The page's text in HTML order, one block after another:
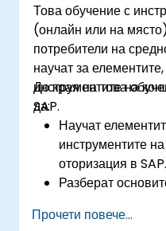
Това обучение с
(онлайн или на
потребители на
научат за
инструментите на
SAP.
До края на това
да:
Научат
инструментите
оторизация в SAP.
Разберат
създаване и
Прочети повече...